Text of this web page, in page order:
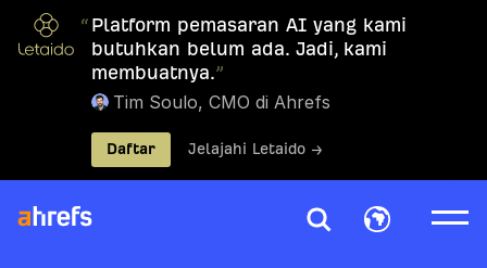
“ Platform pemasaran AI yang kami
butuhkan belum ada. Jadi, kami
membuatnya.”
Tim Soulo, CMO di Ahrefs
Daftar Jelajahi Letaido →